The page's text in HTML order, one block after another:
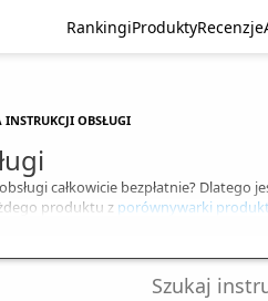
RankingiProduktyRecenzje
OBSŁUGI
całkowicie bezpłatnie?
produktu z porównywarki